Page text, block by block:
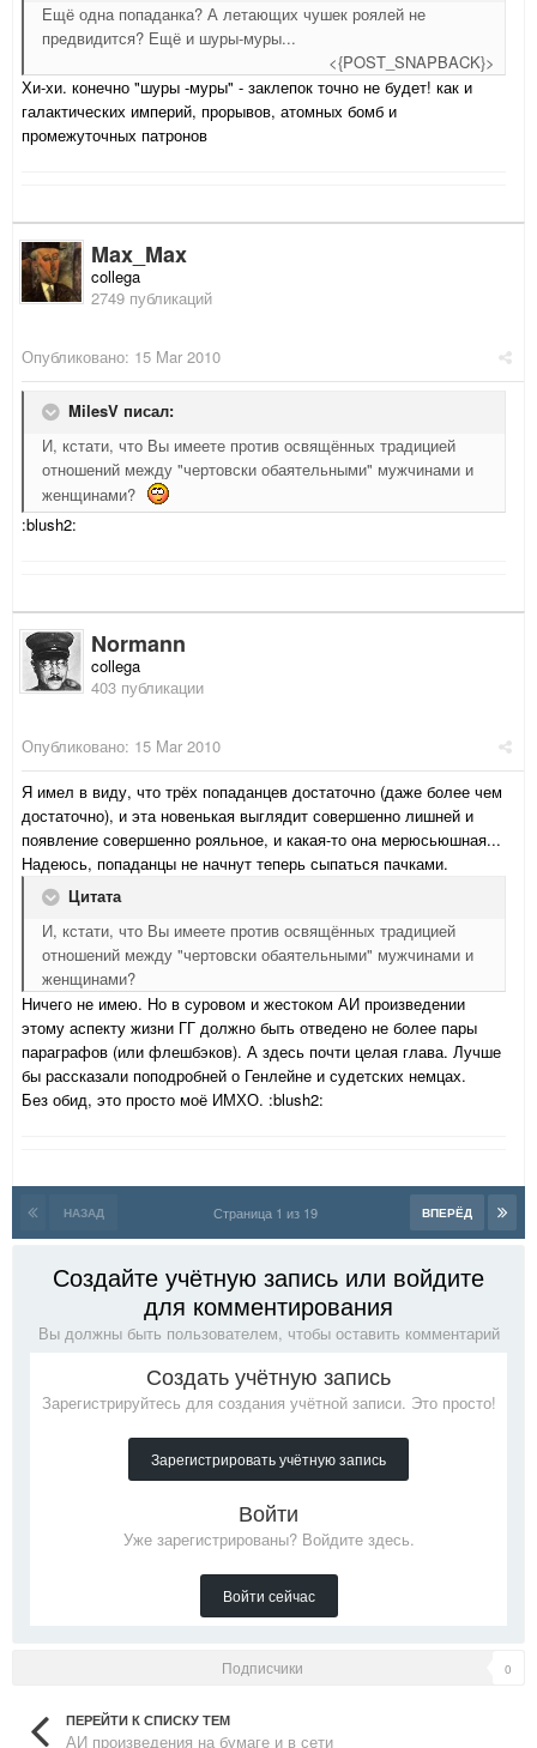
Ещё одна попаданка? А летающих чушек роялей не
предвидится? Ещё и шуры-муры...
<{POST_SNAPBACK}>
Хи-хи. конечно "шуры -муры" - заклепок точно не будет! как и
галактических империй, прорывов, атомных бомб и
промежуточных патронов
Max_Max
collega
2749 публикаций
Опубликовано: 15 Mar 2010
MilesV писал:
И, кстати, что Вы имеете против освящённых традицией
отношений между "чертовски обаятельными" мужчинами и
женщинами?
:blush2:
Normann
collega
403 публикации
Опубликовано: 15 Mar 2010
Я имел в виду, что трёх попаданцев достаточно (даже более чем
достаточно), и эта новенькая выглядит совершенно лишней и
появление совершенно рояльное, и какая-то она мерюсьюшная...
Надеюсь, попаданцы не начнут теперь сыпаться пачками.
Цитата
И, кстати, что Вы имеете против освящённых традицией
отношений между "чертовски обаятельными" мужчинами и
женщинами?
Ничего не имею. Но в суровом и жестоком АИ произведении
этому аспекту жизни ГГ должно быть отведено не более пары
параграфов (или флешбэков). А здесь почти целая глава. Лучше
бы рассказали поподробней о Генлейне и судетских немцах.
Без обид, это просто моё ИМХО. :blush2:
НАЗАД ВПЕРЁД
Страница 1 из 19
Создайте учётную запись или войдите
для комментирования
Вы должны быть пользователем, чтобы оставить комментарий
Создать учётную запись
Зарегистрируйтесь для создания учётной записи. Это просто!
Зарегистрировать учётную запись
Войти
Уже зарегистрированы? Войдите здесь.
Войти сейчас
Подписчики 0
ПЕРЕЙТИ К СПИСКУ ТЕМ
АИ произведения на бумаге и в сети